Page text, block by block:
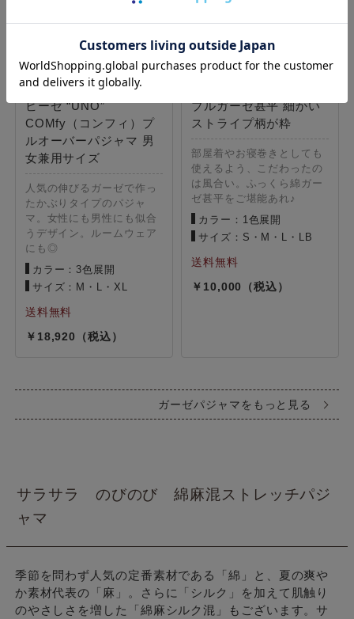
ストレッチ2重ガーゼ ノ
ビーゼ “UNO”
COMfy（コンフィ）プ
ルオーバーパジャマ 男
女兼用サイズ
人気の伸びるガーゼで作っ
たかぶりタイプのパジャ
マ。女性にも男性にも似合
うデザイン。ルームウェア
にも◎
カラー：3色展開
サイズ：M・L・XL
18,920
ブルガーゼ甚平 細かい
ストライプ柄が粋
部屋着やお寝巻きとしても
使えるよう、こだわったの
は風合い。ふっくら綿ガー
ゼ甚平をご堪能あれ♪
カラー：1色展開
サイズ：S・M・L・LB
10,000
ガーゼパジャマをもっと見る
サラサラ のびのび 綿麻混ストレッチパジ
ャマ
季節を問わず人気の定番素材である「綿」と、夏の爽や
か素材代表の「麻」。さらに「シルク」を加えて肌触り
のやさしさを増した「綿麻シルク混」もございます。サ